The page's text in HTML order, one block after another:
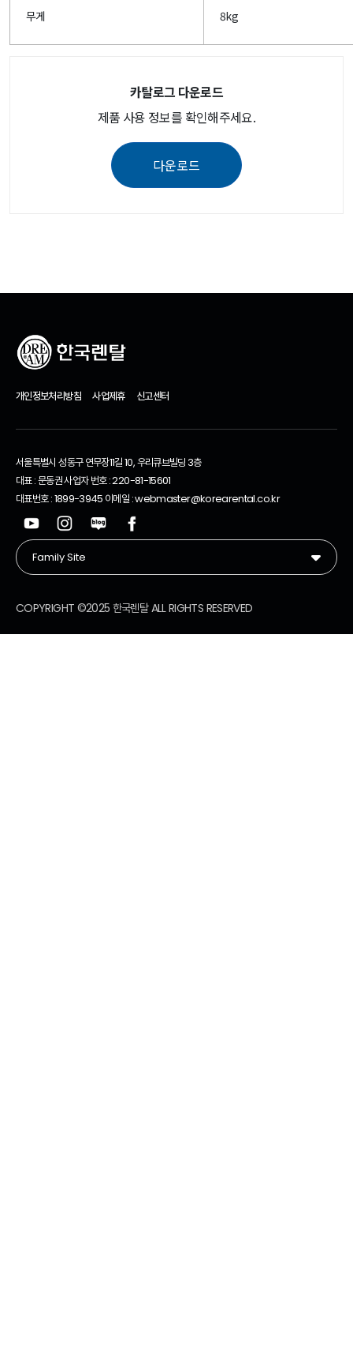
무게 8kg
카탈로그 다운로드
제품 사용 정보를 확인해주세요.
다운로드
개인정보처리방침 사업제휴 신고센터
서울특별시 성동구 연무장11길 10, 우리큐브빌딩 3층
대표 : 문동권 사업자 번호 : 220-81-15601
대표번호 : 1899-3945 이메일 : webmaster@korearental.co.kr
COPYRIGHT ©2025 한국렌탈 ALL RIGHTS RESERVED